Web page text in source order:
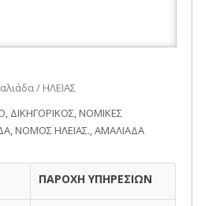
/ ΗΛΕΙΑΣ
ΔΙΚΗΓΟΡΙΚΟΣ, ΝΟΜΙΚΕΣ
ΝΟΜΟΣ ΗΛΕΙΑΣ., ΑΜΑΛΙΑΔΑ
ΠΑΡΟΧΗ ΥΠΗΡΕΣΙΩΝ